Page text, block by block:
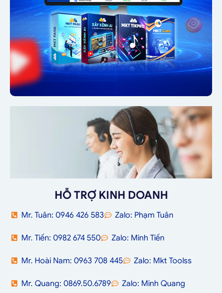
HỖ TRỢ KINH DOANH
Mr. Tuân: 0946 426 583 Zalo: Phạm Tuân
Mr. Tiến: 0982 674 550 Zalo: Minh Tiến
Mr. Hoài Nam: 0963 708 445 Zalo: Mkt Toolss
Mr. Quang: 0869.50.6789 Zalo: Minh Quang